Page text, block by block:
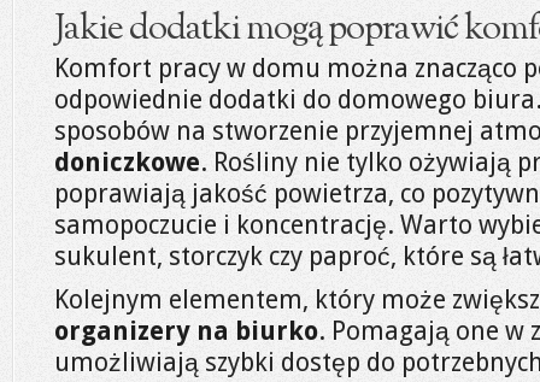
Jakie dodatki mogą poprawić
Komfort pracy w domu można znacząco
odpowiednie dodatki do domowego
sposobów na stworzenie przyjemnej
doniczkowe. Rośliny nie tylko ożywiają
poprawiają jakość powietrza, co
samopoczucie i koncentrację. Warto
sukulent, storczyk czy paproć, które są
Kolejnym elementem, który może
organizery na biurko. Pomagają one w
umożliwiają szybki dostęp do